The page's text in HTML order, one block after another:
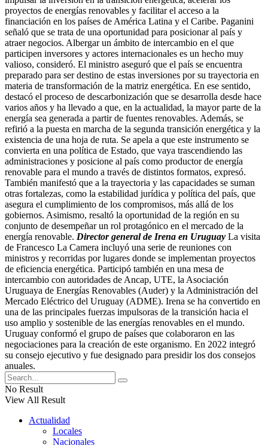
proyectos de energías renovables y facilitar el acceso a la
financiación en los países de América Latina y el Caribe. Paganini
señaló que se trata de una oportunidad para posicionar al país y
atraer negocios. Albergar un ámbito de intercambio en el que
participen inversores y actores internacionales es un hecho muy
valioso, consideró. El ministro aseguró que el país se encuentra
preparado para ser destino de estas inversiones por su trayectoria en
materia de transformación de la matriz energética. En ese sentido,
destacó el proceso de descarbonización que se desarrolla desde hace
varios años y ha llevado a que, en la actualidad, la mayor parte de la
energía sea generada a partir de fuentes renovables. Además, se
refirió a la puesta en marcha de la segunda transición energética y la
existencia de una hoja de ruta. Se apela a que este instrumento se
convierta en una política de Estado, que vaya trascendiendo las
administraciones y posicione al país como productor de energía
renovable para el mundo a través de distintos formatos, expresó.
También manifestó que a la trayectoria y las capacidades se suman
otras fortalezas, como la estabilidad jurídica y política del país, que
asegura el cumplimiento de los compromisos, más allá de los
gobiernos. Asimismo, resaltó la oportunidad de la región en su
conjunto de desempeñar un rol protagónico en el mercado de la
energía renovable. Director general de Irena en Uruguay La visita
de Francesco La Camera incluyó una serie de reuniones con
ministros y recorridas por lugares donde se implementan proyectos
de eficiencia energética. Participó también en una mesa de
intercambio con autoridades de Ancap, UTE, la Asociación
Uruguaya de Energías Renovables (Auder) y la Administración del
Mercado Eléctrico del Uruguay (ADME). Irena se ha convertido en
una de las principales fuerzas impulsoras de la transición hacia el
uso amplio y sostenible de las energías renovables en el mundo.
Uruguay conformó el grupo de países que colaboraron en las
negociaciones para la creación de este organismo. En 2022 integró
su consejo ejecutivo y fue designado para presidir los dos consejos
anuales.
No Result
View All Result
Actualidad
Locales
Nacionales